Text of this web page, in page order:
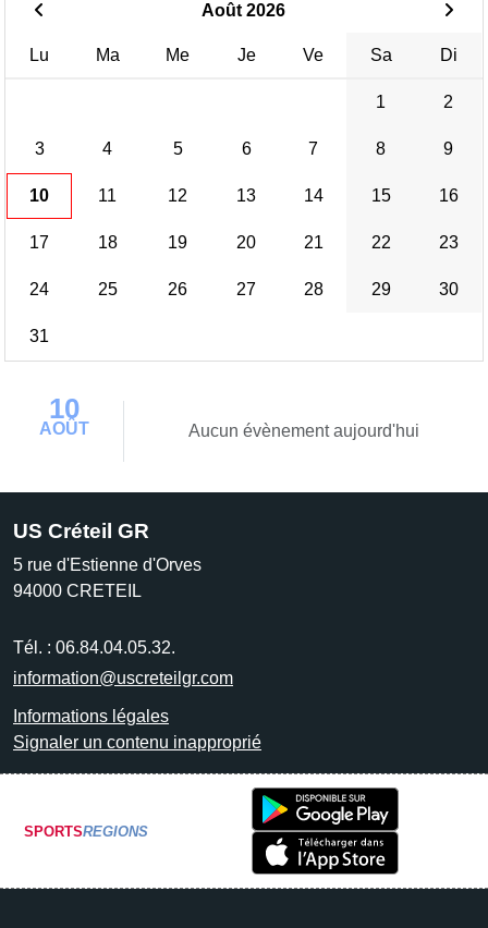
Août 2026
Lu Ma Me Je Ve Sa Di
1 2
3 4 5 6 7 8 9
10 11 12 13 14 15 16
17 18 19 20 21 22 23
24 25 26 27 28 29 30
31
10
AOÛT Aucun évènement aujourd'hui
US Créteil GR
5 rue d'Estienne d'Orves
94000 CRETEIL
Tél. : 06.84.04.05.32.
information@uscreteilgr.com
Informations légales
Signaler un contenu inapproprié
SPORTSREGIONS